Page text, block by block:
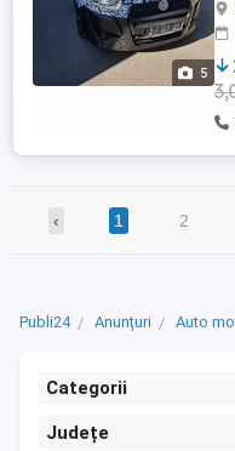
5
‹ 1 2
Publi24 Anunțuri Auto
Categorii
Județe